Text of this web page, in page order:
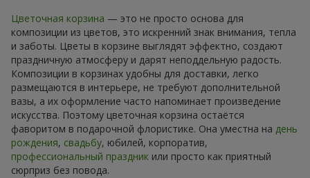
Цветочная корзина — это не просто основа для
композиции из цветов, это искренний знак внимания, тепла
и заботы. Цветы в корзине выглядят эффектно, создают
праздничную атмосферу и дарят неподдельную радость.
Композиции в корзинах удобны для доставки, легко
размещаются в интерьере, не требуют дополнительной
вазы, а их оформление часто напоминает произведение
искусства. Поэтому цветочная корзина остаётся
фаворитом в подарочной флористике. Она уместна на день
рождения, свадьбу, юбилей, корпоратив,
профессиональный праздник или просто как приятный
сюрприз без повода.